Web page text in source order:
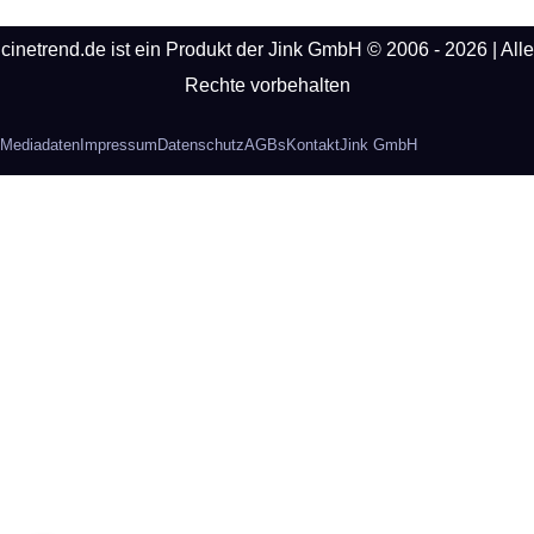
cinetrend.de ist ein Produkt der Jink GmbH © 2006 - 2026 | Alle
Rechte vorbehalten
Mediadaten Impressum DatenschutzAGBs KontaktJink GmbH